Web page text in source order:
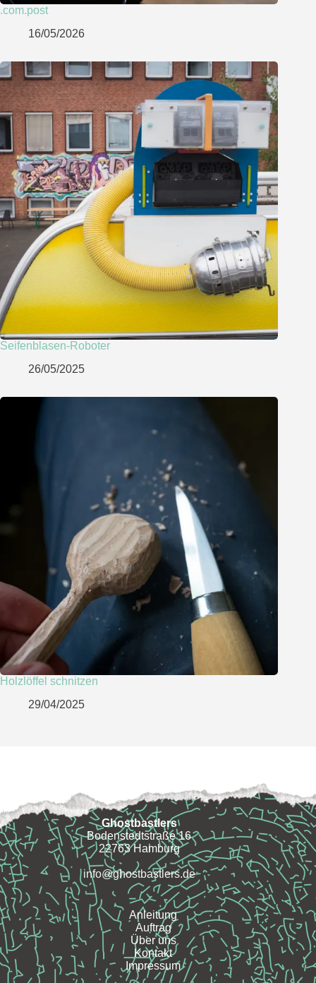
.com.post
16/05/2026
Seifenblasen-Roboter
26/05/2025
Holzlöffel schnitzen
29/04/2025
Ghostbastlers
Bodenstedtstraße 16
22763 Hamburg
info@ghostbastlers.de
Anleitung
Auftrag
Über uns
Kontakt
Impressum